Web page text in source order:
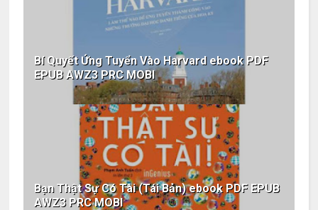
Bí Quyết Ứng Tuyển Vào Harvard ebook PDF
EPUB AWZ3 PRC MOBI
Bạn Thật Sự Có Tài (Tái Bản) ebook PDF EPUB
AWZ3 PRC MOBI